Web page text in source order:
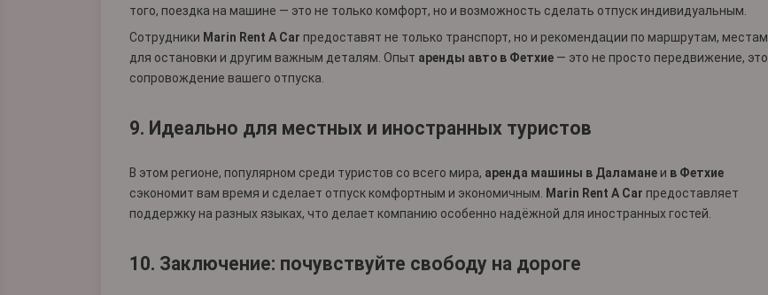
того, поездка на машине — это не только комфорт, но и возможность сделать отпуск индивидуальным.
Сотрудники Marin Rent A Car предоставят не только транспорт, но и рекомендации по маршрутам, местам
для остановки и другим важным деталям. Опыт аренды авто в Фетхие — это не просто передвижение, это
сопровождение вашего отпуска.
9. Идеально для местных и иностранных туристов
В этом регионе, популярном среди туристов со всего мира, аренда машины в Даламанеи в Фетхие
сэкономит вам время и сделает отпуск комфортным и экономичным.
Marin Rent A Car предоставляет
поддержку на разных языках, что делает компанию особенно надёжной для иностранных гостей.
10. Заключение: почувствуйте свободу на дороге